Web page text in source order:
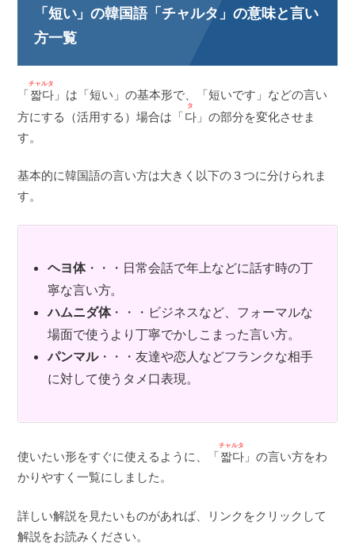
「短い」の韓国語「チャルタ」の意味と言い
方一覧
「짧다
チャルタ
」は「短い」の基本形で、「短いです」などの言い
方にする（活用する）場合は 「다
タ
」の部分を変化させま
す。
基本的に韓国語の言い方は大きく以下の３つに分けられま
す。
ヘヨ体・・・日常会話で年上などに話す時の丁
寧な言い方。
ハムニダ体・・・ビジネスなど、フォーマルな
場面で使うより丁寧でかしこまった言い方。
パンマル・・・友達や恋人などフランクな相手
に対して使うタメ口表現。
使いたい形をすぐに使えるように、「짧다
チャルタ
」の言い方をわ
かりやすく一覧にしました。
詳しい解説を見たいものがあれば、リンクをクリックして
解説をお読みください。